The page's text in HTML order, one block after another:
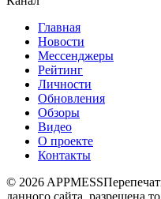
Главная
Новости
Мессенджеры
Рейтинг
Личности
Обновления
Обзоры
Видео
О проекте
Контакты
© 2026 APPMESS
данного сайта, разрешена